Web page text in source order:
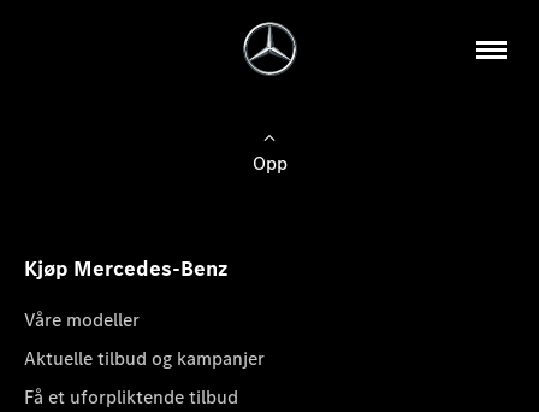
Opp
Kjøp Mercedes-Benz
Våre modeller
Aktuelle tilbud og kampanjer
Få et uforpliktende tilbud